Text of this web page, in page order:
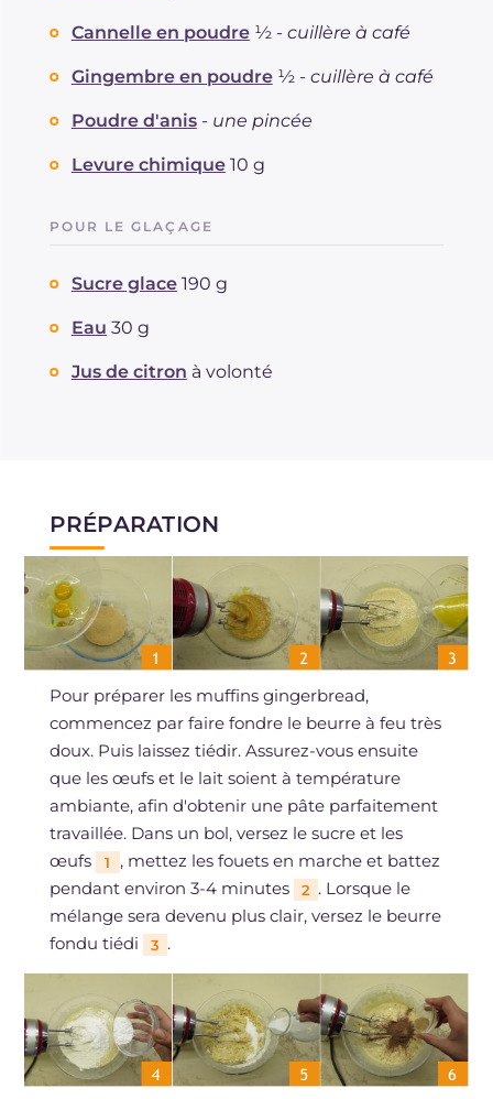
Cannelle en poudre ½ - cuillère à café
Gingembre en poudre ½ - cuillère à café
Poudre d'anis - une pincée
Levure chimique 10 g
POUR LE GLAÇAGE
Sucre glace 190 g
Eau 30 g
Jus de citron à volonté
PRÉPARATION
Pour préparer les muffins gingerbread,
commencez par faire fondre le beurre à feu très
doux. Puis laissez tiédir. Assurez-vous ensuite
que les œufs et le lait soient à température
ambiante, afin d'obtenir une pâte parfaitement
travaillée. Dans un bol, versez le sucre et les
œufs
1
, mettez les fouets en marche et battez
pendant environ 3-4 minutes
2 . Lorsque le
mélange sera devenu plus clair, versez le beurre
fondu tiédi
3 .